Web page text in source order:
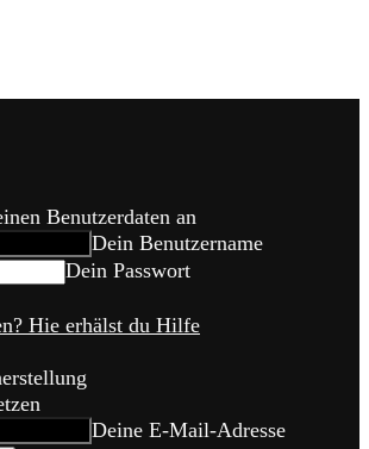
Benutzerdaten an
Dein Benutzername
Dein Passwort
Hie erhälst du Hilfe
Deine E-Mail-Adresse